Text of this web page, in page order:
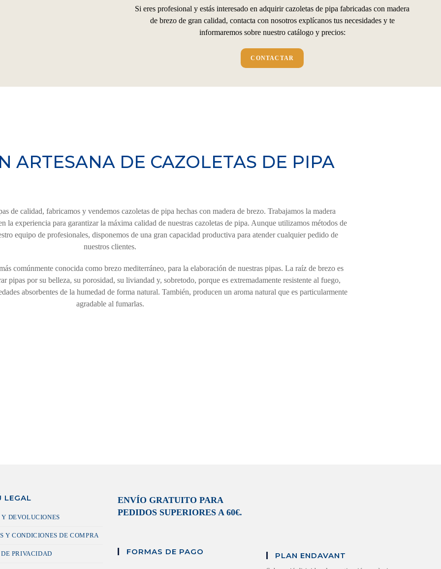
Si eres profesional y estás interesado en adquirir cazoletas de pipa fabricadas con madera
de brezo de gran calidad, contacta con nosotros explícanos tus necesidades y te
informaremos sobre nuestro catálogo y precios:
CONTACTAR
ARTESANA DE CAZOLETAS DE PIPA
de calidad, fabricamos y vendemos cazoletas de pipa hechas con madera de brezo. Trabajamos la madera
la experiencia para garantizar la máxima calidad de nuestras cazoletas de pipa. Aunque utilizamos métodos de
equipo de profesionales, disponemos de una gran capacidad productiva para atender cualquier pedido de
nuestros clientes.
comúnmente conocida como brezo mediterráneo, para la elaboración de nuestras pipas. La raíz de brezo es
pipas por su belleza, su porosidad, su liviandad y, sobretodo, porque es extremadamente resistente al fuego,
absorbentes de la humedad de forma natural. También, producen un aroma natural que es particularmente
agradable al fumarlas.
LEGAL
DEVOLUCIONES
Y CONDICIONES DE COMPRA
PRIVACIDAD
ENVÍO GRATUITO PARA
PEDIDOS SUPERIORES A 60€.
FORMAS DE PAGO PLAN ENDAVANT